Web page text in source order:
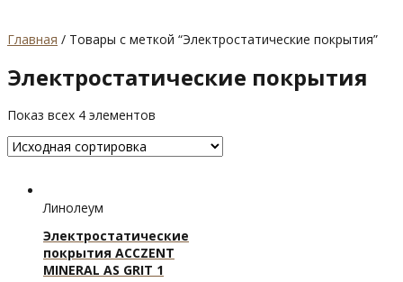
Главная / Товары с меткой “Электростатические покрытия”
Электростатические покрытия
Показ всех 4 элементов
Линолеум
Электростатические
покрытия ACCZENT
MINERAL AS GRIT 1